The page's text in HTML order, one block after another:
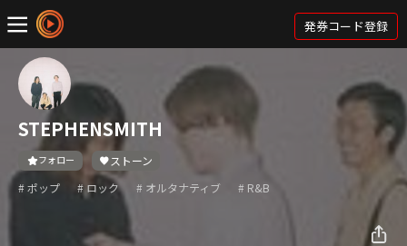
発券コード登録
STEPHENSMITH
フォロー
ストーン
# ポップ
# ロック # オルタナティブ # R&B